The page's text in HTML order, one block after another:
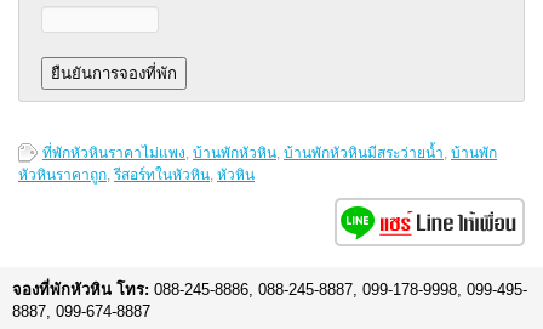
ที่พักหัวหินราคาไม่แพง, บ้านพักหัวหิน, บ้านพักหัวหินมีสระว่ายน้ำ, บ้านพัก
หัวหินราคาถูก,รีสอร์ทในหัวหิน, หัวหิน
จองที่พักหัวหิน โทร: 088-245-8886, 088-245-8887, 099-178-9998, 099-495-
8887, 099-674-8887